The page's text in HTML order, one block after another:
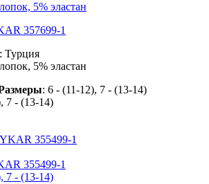
5% эластан
357699-1
Турция
5% эластан
: 6 - (11-12), 7 - (13-14)
7 - (13-14)
355499-1
7 - (13-14)